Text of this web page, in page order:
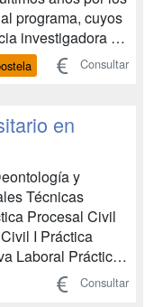
programa, cuyos
investigadora se
las más
las
(IF)
Consultar
en
y
Técnicas
Procesal Civil
I Práctica
Laboral Práctica
Mercantil
Fin de
Consultar